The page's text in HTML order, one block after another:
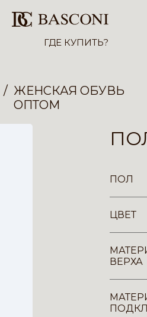
ГДЕ КУПИТЬ?
ЖЕНСКАЯ ОБУВЬ
ОПТОМ
ПОЛ
ЦВЕТ
ВЕРХА